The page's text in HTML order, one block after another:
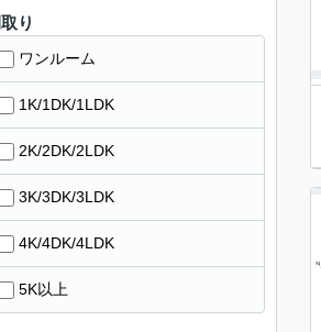
り
ワンルーム
1K/1DK/1LDK
2K/2DK/2LDK
3K/3DK/3LDK
4K/4DK/4LDK
5K以上